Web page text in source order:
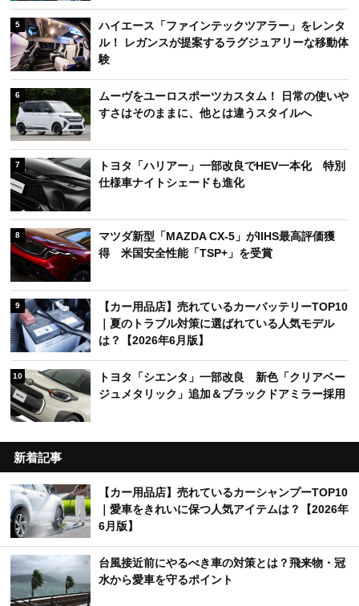
5
ハイエース「ファインテックツアラー」をレンタ
ル！ レガンスが提案するラグジュアリーな移動体
験
6
ムーヴをユーロスポーツカスタム！ 日常の使いや
すさはそのままに、他とは違うスタイルへ
7
トヨタ「ハリアー」一部改良でHEV一本化 特別
仕様車ナイトシェードも進化
8
マツダ新型「MAZDA CX-5」がIIHS最高評価獲
得 米国安全性能「TSP+」を受賞
9
【カー用品店】売れているカーバッテリーTOP10
｜夏のトラブル対策に選ばれている人気モデル
は？【2026年6月版】
10
トヨタ「シエンタ」一部改良 新色「クリアベー
ジュメタリック」追加＆ブラックドアミラー採用
新着記事
【カー用品店】売れているカーシャンプーTOP10
｜愛車をきれいに保つ人気アイテムは？【2026年
6月版】
台風接近前にやるべき車の対策とは？飛来物・冠
水から愛車を守るポイント